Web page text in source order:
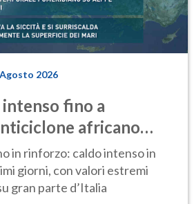
2026
fino a
africano
in rinforzo: caldo intenso in
giorni, con valori estremi
gran parte d’Italia